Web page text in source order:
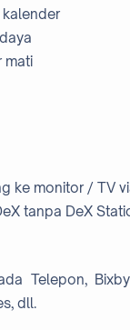
mati
ke monitor / TV
tanpa DeX
Telepon,
dll.